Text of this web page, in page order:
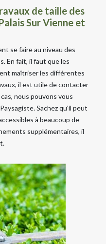
de taille des
Sur Vienne et
se faire au niveau des
En fait, il faut que les
maîtriser les différentes
il est utile de contacter
nous pouvons vous
Sachez qu'il peut
à beaucoup de
supplémentaires, il